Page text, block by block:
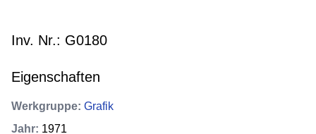
Inv. Nr.: G0180
Eigenschaften
Werkgruppe: Grafik
Jahr: 1971